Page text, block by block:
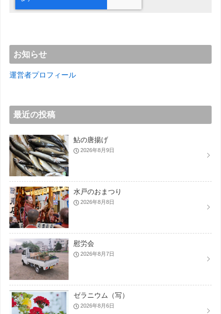
お知らせ
運営者プロフィール
最近の投稿
鮎の唐揚げ
2026年8月9日
水戸のおまつり
2026年8月8日
慰労会
2026年8月7日
ゼラニウム（写）
2026年8月6日